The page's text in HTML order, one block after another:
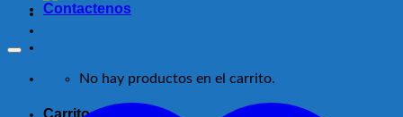
No hay productos en el carrito.
Contactenos